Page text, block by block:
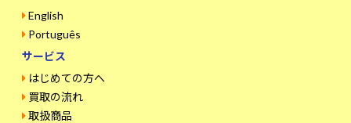
English
Português
サービス
はじめての方へ
買取の流れ
取扱商品